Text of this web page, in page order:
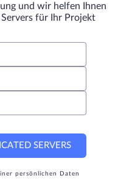
und wir helfen Ihnen
für Ihr Projekt
SERVERS
persönlichen Daten